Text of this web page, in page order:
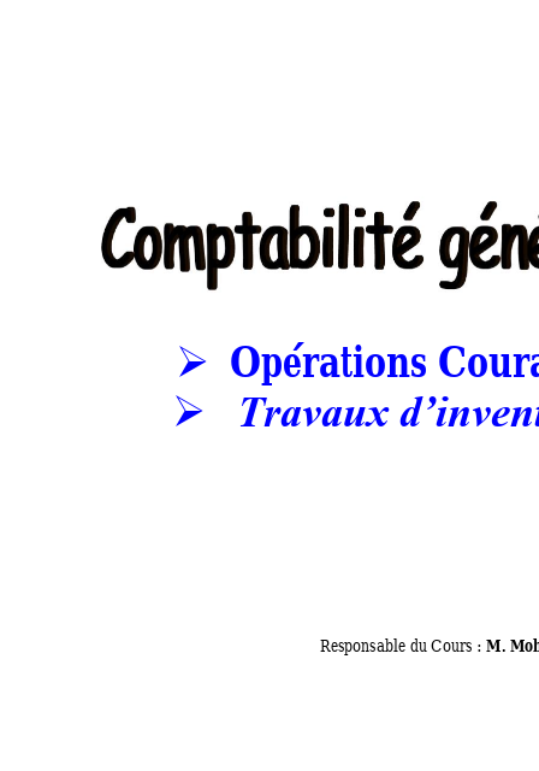
➢ Opérations
➢ Travaux
Responsable du Cours : M.